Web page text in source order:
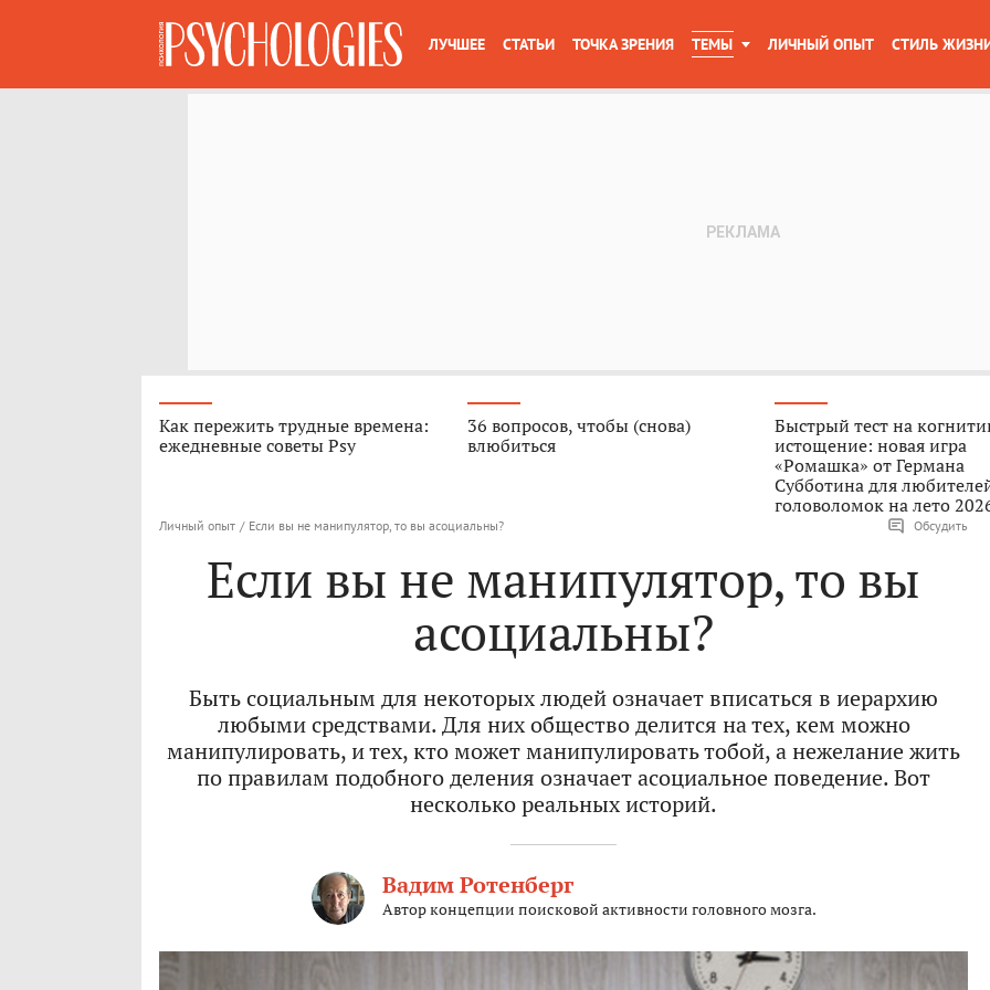
ЛУЧШЕЕ СТАТЬИ ТОЧКА ЗРЕНИЯ ТЕМЫ ЛИЧНЫЙ ОПЫТ СТИЛЬ
Как пережить трудные времена:
ежедневные советы Psy
36 вопросов, чтобы (снова)
влюбиться
Быстрый тест на
истощение: новая игра
«Ромашка» от Германа
Субботина для
головоломок на лето
Личный опыт / Если вы не манипулятор, то вы асоциальны? Обсудить
Если вы не манипулятор, то вы
асоциальны?
Быть социальным для некоторых людей означает вписаться в иерархию
любыми средствами. Для них общество делится на тех, кем можно
манипулировать, и тех, кто может манипулировать тобой, а нежелание жить
по правилам подобного деления означает асоциальное поведение. Вот
несколько реальных историй.
Вадим Ротенберг
Автор концепции поисковой активности головного мозга.